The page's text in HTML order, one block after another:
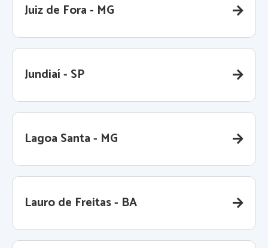
Juiz de Fora - MG
Jundiaí - SP
Lagoa Santa - MG
Lauro de Freitas - BA